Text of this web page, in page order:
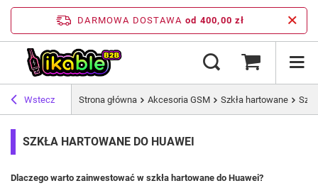
DARMOWA DOSTAWA od 400,00 zł
Wstecz Strona główna Akcesoria GSM Szkła hartowane
SZKŁA HARTOWANE DO HUAWEI
Dlaczego warto zainwestować w szkła hartowane do Huawei?